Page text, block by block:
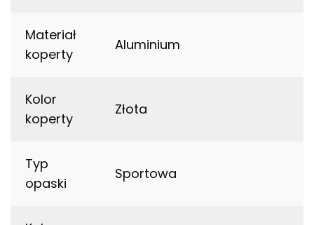
Materiał
koperty
Aluminium
Kolor
koperty
Złota
Typ
opaski
Sportowa